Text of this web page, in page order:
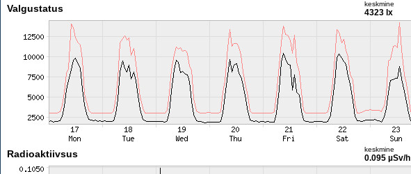
Valgustatus keskmine
4323 lx
Radioaktiivsus keskmine
0.095 µSv/h